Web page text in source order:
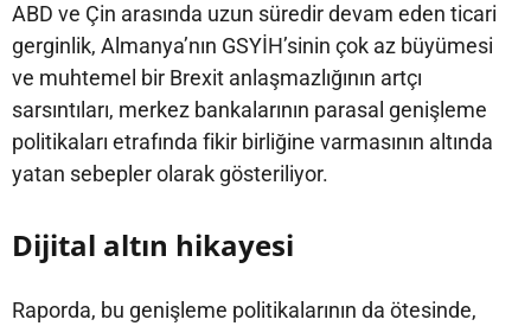
ABD ve Çin arasında uzun süredir devam eden ticari
gerginlik, Almanya’nın GSYİH’sinin çok az büyümesi
ve muhtemel bir Brexit anlaşmazlığının artçı
sarsıntıları, merkez bankalarının parasal genişleme
politikaları etrafında fikir birliğine varmasının altında
yatan sebepler olarak gösteriliyor.
Dijital altın hikayesi
Raporda, bu genişleme politikalarının da ötesinde,